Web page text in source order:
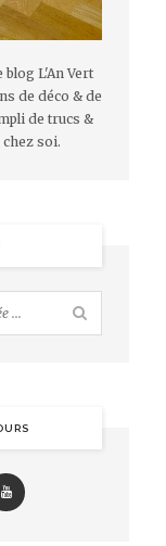
blog L'An Vert
de déco & de
de trucs &
soi.